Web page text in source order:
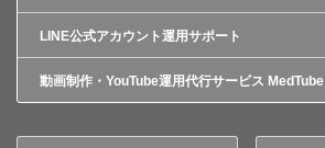
LINE公式アカウント運用サポート
動画制作・YouTube運用代行サービス MedTube